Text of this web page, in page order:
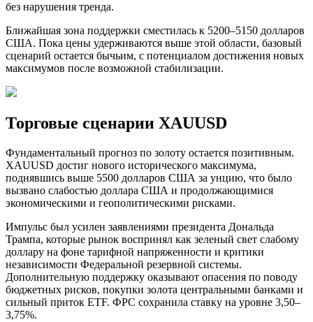
без нарушения тренда.
Ближайшая зона поддержки сместилась к 5200–5150 долларов
США. Пока цены удерживаются выше этой области, базовый
сценарий остается бычьим, с потенциалом достижения новых
максимумов после возможной стабилизации.
Торговые сценарии XAUUSD
Фундаментальный прогноз по золоту остается позитивным.
XAUUSD достиг нового исторического максимума,
поднявшись выше 5500 долларов США за унцию, что было
вызвано слабостью доллара США и продолжающимися
экономическими и геополитическими рисками.
Импульс был усилен заявлениями президента Дональда
Трампа, которые рынок воспринял как зеленый свет слабому
доллару на фоне тарифной напряженности и критики
независимости Федеральной резервной системы.
Дополнительную поддержку оказывают опасения по поводу
бюджетных рисков, покупки золота центральными банками и
сильный приток ETF. ФРС сохранила ставку на уровне 3,50–
3,75%.